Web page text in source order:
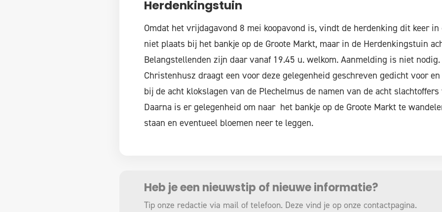
Herdenkingstuin
Omdat het vrijdagavond 8 mei koopavond is, vindt de herdenking dit keer
niet plaats bij het bankje op de Groote Markt, maar in de Herdenkingstuin
Belangstellenden zijn daar vanaf 19.45 u. welkom. Aanmelding is niet
Christenhusz draagt een voor deze gelegenheid geschreven gedicht voor
bij de acht klokslagen van de Plechelmus de namen van de acht
Daarna is er gelegenheid om naar het bankje op de Groote Markt te
staan en eventueel bloemen neer te leggen.
Heb je een nieuwstip of nieuwe informatie?
Tip onze redactie via mail of telefoon. Deze vind je op onze contactpagina.